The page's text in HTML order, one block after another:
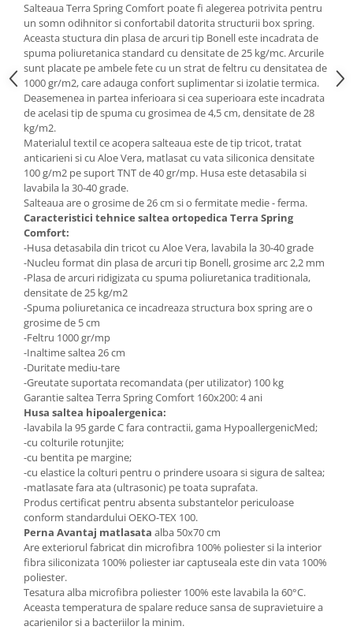
Scaune birou pentru copii
Saltele patuturi copii
Paturi copii
Masa si scaune gradinita
Seturi comode living si dormitor
Salteaua Terra Spring Comfort poate fi alegerea potrivita pentru
un somn odihnitor si confortabil datorita structurii box spring.
Aceasta stuctura din plasa de arcuri tip Bonell este incadrata de
spuma poliuretanica standard cu densitate de 25 kg/mc. Arcurile
sunt placate pe ambele fete cu un strat de feltru cu densitatea de
1000 gr/m2, care adauga confort suplimentar si izolatie termica.
Deasemenea in partea inferioara si cea superioara este incadrata
de acelasi tip de spuma cu grosimea de 4,5 cm, densitate de 28
kg/m2.
Materialul textil ce acopera salteaua este de tip tricot, tratat
anticarieni si cu Aloe Vera, matlasat cu vata siliconica densitate
100 g/m2 pe suport TNT de 40 gr/mp. Husa este detasabila si
lavabila la 30-40 grade.
Salteaua are o grosime de 26 cm si o fermitate medie - ferma.
Caracteristici tehnice saltea ortopedica Terra Spring
Comfort:
-Husa detasabila din tricot cu Aloe Vera, lavabila la 30-40 grade
-Nucleu format din plasa de arcuri tip Bonell, grosime arc 2,2 mm
-Plasa de arcuri ridigizata cu spuma poliuretanica traditionala,
densitate de 25 kg/m2
-Spuma poliuretanica ce incadreaza structura box spring are o
grosime de 5 cm
-Feltru 1000 gr/mp
-Inaltime saltea 26 cm
-Duritate mediu-tare
-Greutate suportata recomandata (per utilizator) 100 kg
Garantie saltea Terra Spring Comfort 160x200: 4 ani
Husa saltea hipoalergenica:
-lavabila la 95 garde C fara contractii, gama HypoallergenicMed;
-cu colturile rotunjite;
-cu bentita pe margine;
-cu elastice la colturi pentru o prindere usoara si sigura de saltea;
-matlasate fara ata (ultrasonic) pe toata suprafata.
Produs certificat pentru absenta substantelor periculoase
conform standardului OEKO-TEX 100.
Perna Avantaj matlasata alba 50x70 cm
Are exteriorul fabricat din microfibra 100% poliester si la interior
fibra siliconizata 100% poliester iar captuseala este din vata 100%
poliester.
Tesatura alba microfibra poliester 100% este lavabila la 60°C.
Aceasta temperatura de spalare reduce sansa de supravietuire a
acarienilor si a bacteriilor la minim.